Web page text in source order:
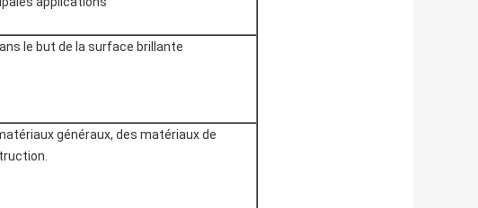
le but de la surface brillante
généraux, des matériaux de